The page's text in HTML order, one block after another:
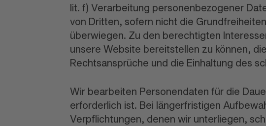
lit. f) Verarbeitung personenbezogener
von Dritten, sofern nicht die
überwiegen. Zu den berechtigten
unsere Website bereitstellen zu können,
Rechtsansprüche und die Einhaltung des
Wir bearbeiten Personendaten für die
erforderlich ist. Bei längerfristigen
Verpflichtungen, denen wir unterliegen,